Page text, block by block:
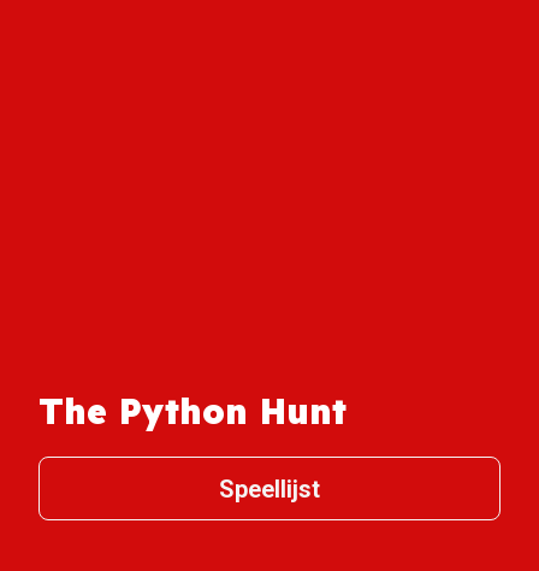
The Python Hunt
Speellijst